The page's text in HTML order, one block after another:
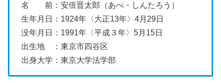
名 前：安倍晋太郎（あべ・しんたろう）
生年月日：1924年〈大正13年〉4月29日
没年月日：1991年〈平成３年〉5月15日
出生地 ：東京市四谷区
出身大学：東京大学法学部